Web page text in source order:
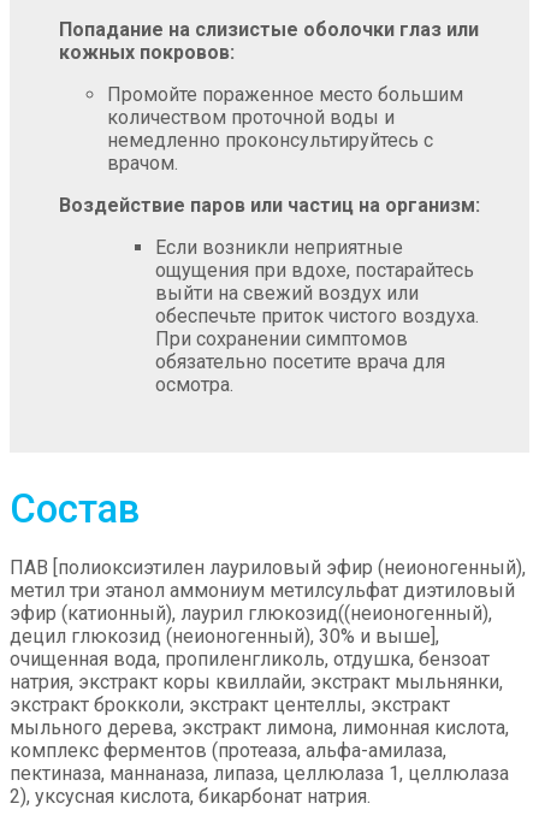
Попадание на слизистые оболочки глаз или
кожных покровов:
Промойте пораженное место большим
количеством проточной воды и
немедленно проконсультируйтесь с
врачом.
Воздействие паров или частиц на организм:
Если возникли неприятные
ощущения при вдохе, постарайтесь
выйти на свежий воздух или
обеспечьте приток чистого воздуха.
При сохранении симптомов
обязательно посетите врача для
осмотра.
Состав
ПАВ [полиоксиэтилен лауриловый эфир (неионогенный),
метил три этанол аммониум метилсульфат диэтиловый
эфир (катионный), лаурил глюкозид((неионогенный),
децил глюкозид (неионогенный), 30% и выше],
очищенная вода, пропиленгликоль, отдушка, бензоат
натрия, экстракт коры квиллайи, экстракт мыльнянки,
экстракт брокколи, экстракт центеллы, экстракт
мыльного дерева, экстракт лимона, лимонная кислота,
комплекс ферментов (протеаза, альфа-амилаза,
пектиназа, маннаназа, липаза, целлюлаза 1, целлюлаза
2), уксусная кислота, бикарбонат натрия.